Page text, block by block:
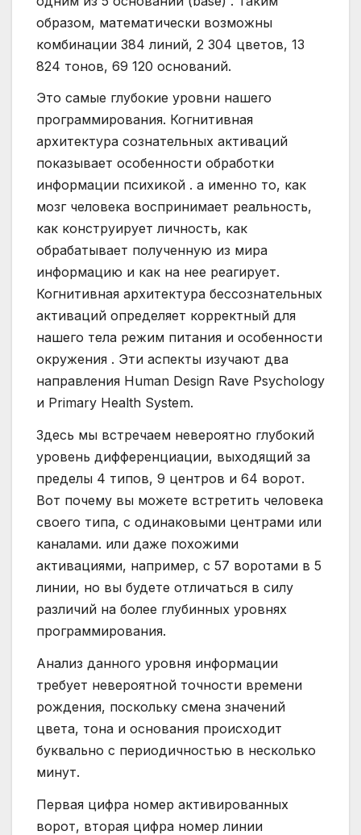
образом, математически возможны
комбинации 384 линий, 2 304 цветов, 13
824 тонов, 69 120 оснований.
Это самые глубокие уровни нашего
программирования. Когнитивная
архитектура сознательных активаций
показывает особенности обработки
информации психикой . а именно то, как
мозг человека воспринимает реальность,
как конструирует личность, как
обрабатывает полученную из мира
информацию и как на нее реагирует.
Когнитивная архитектура бессознательных
активаций определяет корректный для
нашего тела режим питания и особенности
окружения . Эти аспекты изучают два
направления Human Design Rave Psychology
и Primary Health System.
Здесь мы встречаем невероятно глубокий
уровень дифференциации, выходящий за
пределы 4 типов, 9 центров и 64 ворот.
Вот почему вы можете встретить человека
своего типа, с одинаковыми центрами или
каналами. или даже похожими
активациями, например, с 57 воротами в 5
линии, но вы будете отличаться в силу
различий на более глубинных уровнях
программирования.
Анализ данного уровня информации
требует невероятной точности времени
рождения, поскольку смена значений
цвета, тона и основания происходит
буквально с периодичностью в несколько
минут.
Первая цифра номер активированных
ворот, вторая цифра номер линии